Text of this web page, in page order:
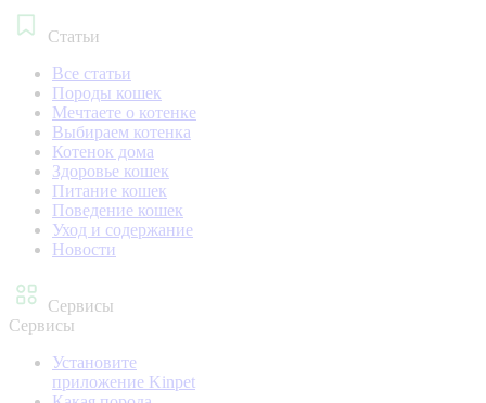
Статьи
Все статьи
Породы кошек
Мечтаете о котенке
Выбираем котенка
Котенок дома
Здоровье кошек
Питание кошек
Поведение кошек
Уход и содержание
Новости
Сервисы
Сервисы
Установите
приложение Kinpet